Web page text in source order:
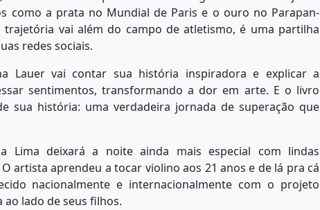
como a prata no Mundial de Paris e o ouro no Parapan-
trajetória vai além do campo de atletismo, é uma partilha
redes sociais.
Lauer vai contar sua história inspiradora e explicar a
sentimentos, transformando a dor em arte. E o livro
sua história: uma verdadeira jornada de superação que
Lima deixará a noite ainda mais especial com lindas
artista aprendeu a tocar violino aos 21 anos e de lá pra cá
nacionalmente e internacionalmente com o projeto
ao lado de seus filhos.